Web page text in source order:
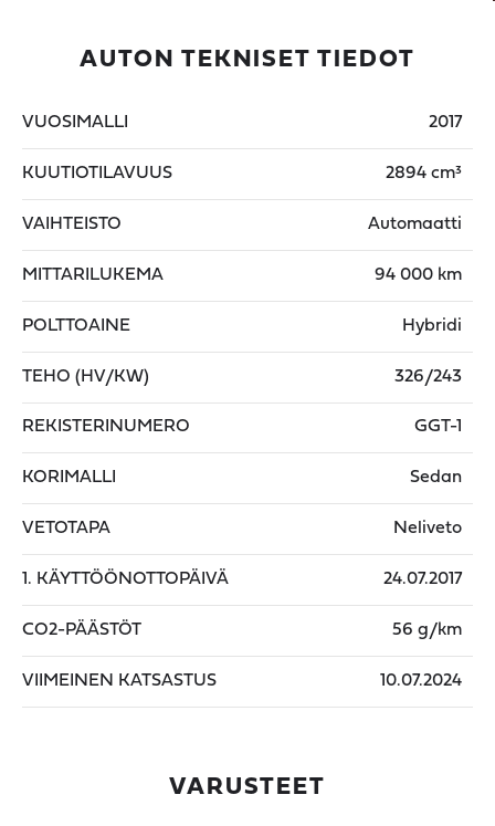
AUTON TEKNISET TIEDOT
VUOSIMALLI 2017
KUUTIOTILAVUUS 2894 cm³
VAIHTEISTO Automaatti
MITTARILUKEMA 94 000 km
POLTTOAINE Hybridi
TEHO (HV/KW) 326/243
REKISTERINUMERO GGT-1
KORIMALLI Sedan
VETOTAPA Neliveto
1. KÄYTTÖÖNOTTOPÄIVÄ 24.07.2017
CO2-PÄÄSTÖT 56 g/km
VIIMEINEN KATSASTUS 10.07.2024
VARUSTEET